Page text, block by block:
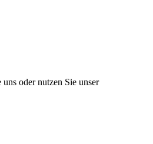
oder nutzen Sie unser